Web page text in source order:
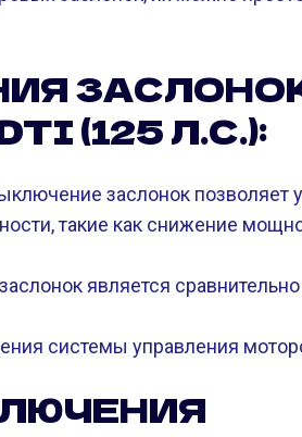
(125 Л.С.):
заслонок позволяет
такие как снижение
является
системы управления